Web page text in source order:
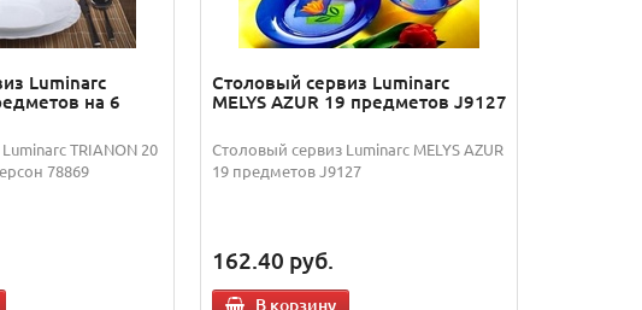
Luminarc
на 6
TRIANON 20
78869
Столовый сервиз Luminarc
MELYS AZUR 19 предметов J9127
Столовый сервиз Luminarc MELYS AZUR
19 предметов J9127
162.40 руб.
В корзину